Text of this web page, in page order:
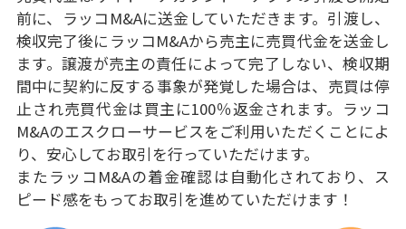
前に、ラッコM&Aに送金していただきます。引渡し、
検収完了後にラッコM&Aから売主に売買代金を送金し
ます。譲渡が売主の責任によって完了しない、検収期
間中に契約に反する事象が発覚した場合は、売買は停
止され売買代金は買主に100％返金されます。ラッコ
M&Aのエスクローサービスをご利用いただくことによ
り、安心してお取引を行っていただけます。
またラッコM&Aの着金確認は自動化されており、ス
ピード感をもってお取引を進めていただけます！